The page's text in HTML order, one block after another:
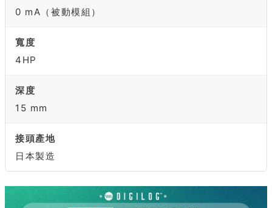
0 mA（被動模組）
寬度
4HP
深度
15 mm
接頭產地
日本製造